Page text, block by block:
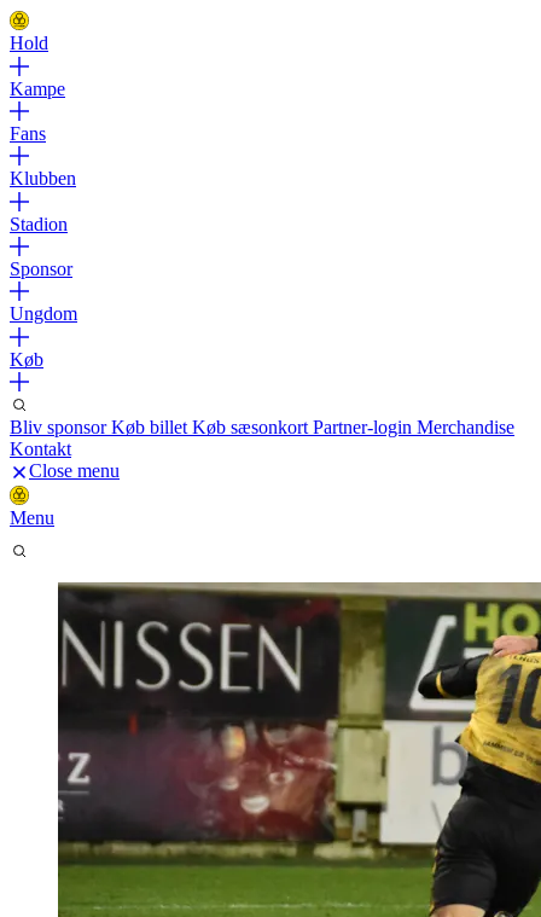
Hold
Kampe
Fans
Klubben
Stadion
Sponsor
Ungdom
Køb
Bliv sponsorKøb billet Køb sæsonkort Partner-login Merchandise
Kontakt
Close menu
Menu